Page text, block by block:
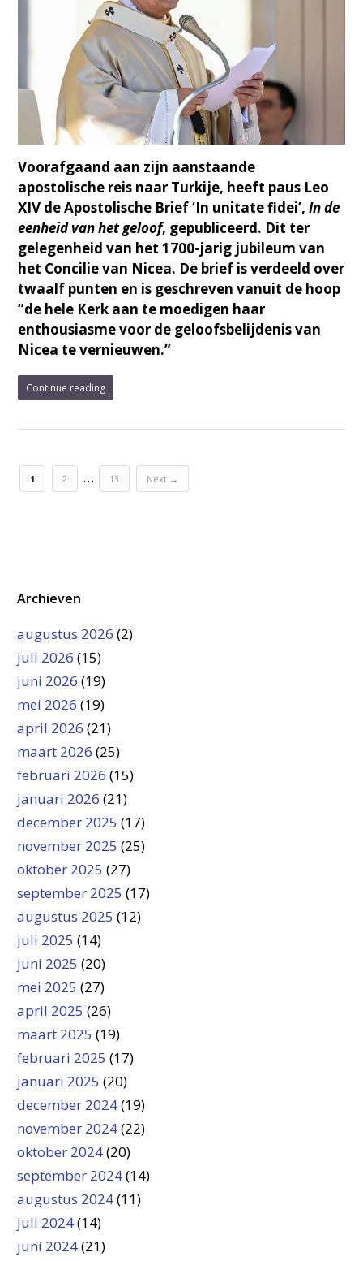
Voorafgaand aan zijn aanstaande
apostolische reis naar Turkije, heeft paus Leo
XIV de Apostolische Brief ‘In unitate fidei’,In de
eenheid van het geloof, gepubliceerd. Dit ter
gelegenheid van het 1700-jarig jubileum van
het Concilie van Nicea. De brief is verdeeld over
twaalf punten en is geschreven vanuit de hoop
“de hele Kerk aan te moedigen haar
enthousiasme voor de geloofsbelijdenis van
Nicea te vernieuwen.”
Continue reading
1 2 … 13 Next →
Archieven
augustus 2026 (2)
juli 2026 (15)
juni 2026 (19)
mei 2026 (19)
april 2026 (21)
maart 2026 (25)
februari 2026 (15)
januari 2026 (21)
december 2025 (17)
november 2025 (25)
oktober 2025 (27)
september 2025 (17)
augustus 2025 (12)
juli 2025 (14)
juni 2025 (20)
mei 2025 (27)
april 2025 (26)
maart 2025 (19)
februari 2025 (17)
januari 2025 (20)
december 2024(19)
november 2024(22)
oktober 2024(20)
september 2024(14)
augustus 2024(11)
juli 2024(14)
juni 2024(21)